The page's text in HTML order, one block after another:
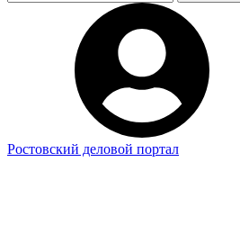
Ростовский деловой портал